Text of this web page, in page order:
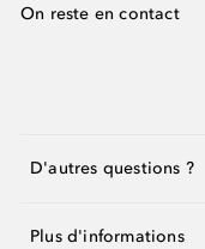
On reste en contact
D'autres questions ?
Plus d'informations